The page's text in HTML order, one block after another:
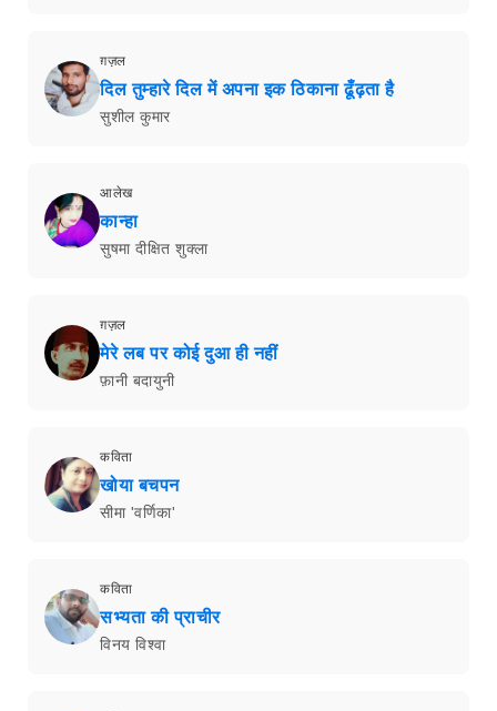
ग़ज़ल
दिल तुम्हारे दिल में अपना इक ठिकाना ढूँढ़ता है
सुशील कुमार
आलेख
कान्हा
सुषमा दीक्षित शुक्ला
ग़ज़ल
मेरे लब पर कोई दुआ ही नहीं
फ़ानी बदायुनी
कविता
खोया बचपन
सीमा 'वर्णिका'
कविता
सभ्यता की प्राचीर
विनय विश्वा